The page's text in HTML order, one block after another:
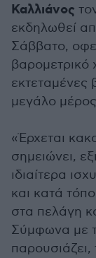
Καλλιάνος
εκδηλωθεί
Σάββατο,
βαρομετρικό
εκτεταμένες
μεγάλο
«Έρχεται
σημειώνει,
ιδιαίτερα
και κατά
στα πελάγη
Σύμφωνα με